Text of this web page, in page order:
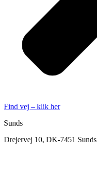
Find vej – klik her
Sunds
Drejervej 10, DK-7451 Sunds